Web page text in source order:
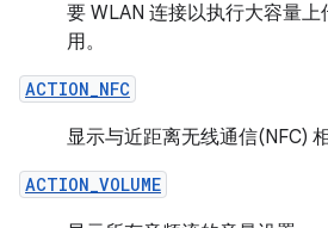
要 WLAN 连接以执行大容量
用。
ACTION_NFC
显示与近距离无线通信(NFC)
ACTION_VOLUME